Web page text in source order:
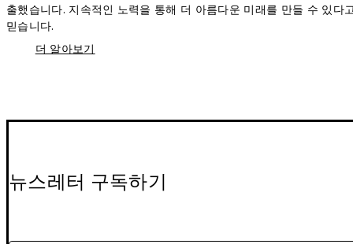
출했습니다. 지속적인 노력을 통해 더 아름다운 미래를 만들 수 있다
믿습니다.
더 알아보기
뉴스레터 구독하기